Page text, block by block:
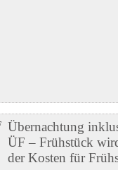
Übernachtung
ÜF – Frühstück
der Kosten für